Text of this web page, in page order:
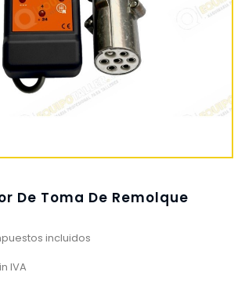
De Toma De Remolque
incluidos
IVA